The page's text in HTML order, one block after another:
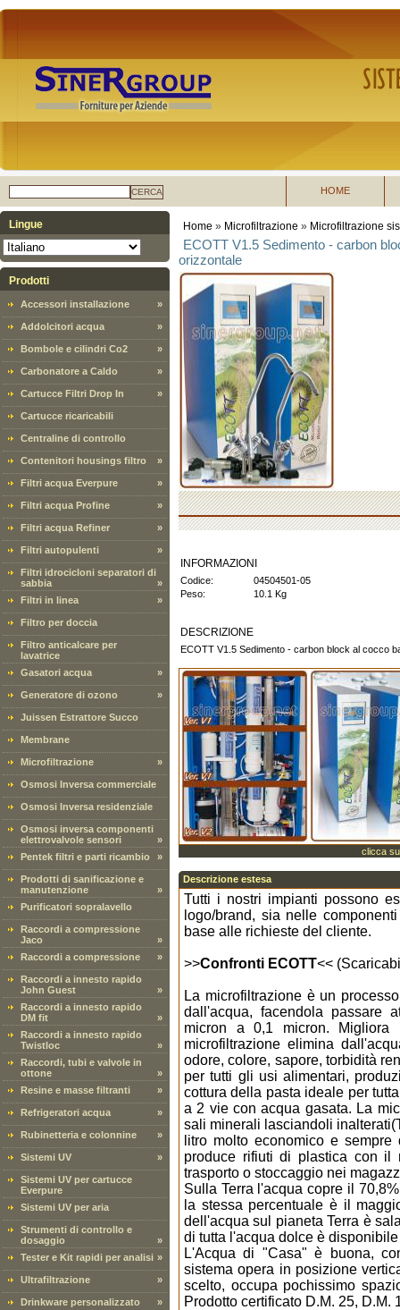
CERCA HOME
Lingue
Prodotti
Accessori installazione »
Addolcitori acqua »
Bombole e cilindri Co2 »
Carbonatore a Caldo »
Cartucce Filtri Drop In »
Cartucce ricaricabili
Centraline di controllo
Contenitori housings filtro »
Filtri acqua Everpure »
Filtri acqua Profine »
Filtri acqua Refiner »
Filtri autopulenti »
Filtri idrocicloni separatori di
sabbia
»
Filtri in linea
»
Filtro per doccia
Filtro anticalcare per
lavatrice
Gasatori acqua
»
Generatore di ozono »
Juissen Estrattore Succo
Membrane
Microfiltrazione »
Osmosi Inversa commerciale
Osmosi Inversa residenziale
Osmosi inversa componenti
elettrovalvole sensori
»
Pentek filtri e parti ricambio
»
Prodotti di sanificazione e
manutenzione
»
Purificatori sopralavello
Raccordi a compressione
Jaco
»
Raccordi a compressione
»
Raccordi a innesto rapido
John Guest
»
Raccordi a innesto rapido
DM fit
»
Raccordi a innesto rapido
Twistloc
»
Raccordi, tubi e valvole in
ottone
»
Resine e masse filtranti
»
Refrigeratori acqua »
Rubinetteria e colonnine »
Sistemi UV »
Sistemi UV per cartucce
Everpure
Sistemi UV per aria
Strumenti di controllo e
dosaggio
»
Tester e Kit rapidi per analisi »
Ultrafiltrazione »
Drinkware personalizzato »
Home » Microfiltrazione » Microfiltrazione
ECOTT V1.5 Sedimento - carbon
orizzontale
INFORMAZIONI
Codice:
04504501-05
Peso:
10.1 Kg
DESCRIZIONE
ECOTT V1.5 Sedimento - carbon block al cocco
clicca
Descrizione estesa
Tutti i nostri impianti possono
logo/brand, sia nelle
base alle richieste del cliente.
>>Confronti ECOTT<<
La microfiltrazione è un
dall'acqua, facendola passare
micron a 0,1 micron. Migliora
microfiltrazione elimina
odore, colore, sapore, torbidità
per tutti gli usi alimentari,
cottura della pasta ideale per
a 2 vie con acqua gasata. La
sali minerali lasciandoli
litro molto economico e
produce rifiuti di plastica con il
trasporto o stoccaggio nei
Sulla Terra l'acqua copre il
la stessa percentuale è il
dell'acqua sul pianeta Terra è
di tutta l'acqua dolce è
L'Acqua di "Casa" è buona,
sistema opera in posizione
scelto, occupa pochissimo
Prodotto certificato D.M. 25, D.M.